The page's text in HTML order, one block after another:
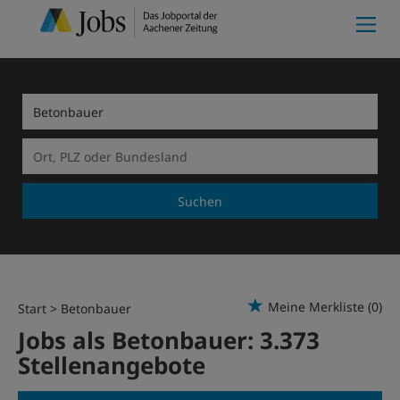
Suchen
Start Betonbauer Meine Merkliste (0)
Jobs als Betonbauer: 3.373
Stellenangebote